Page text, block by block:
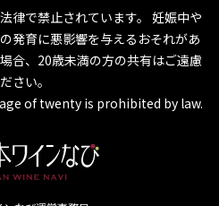
律で禁止されています。 妊娠中や
発育に悪影響を与えるおそれがあ
合、20歳未満の方の共有はご遠慮
さい。
of twenty is prohibited by law.